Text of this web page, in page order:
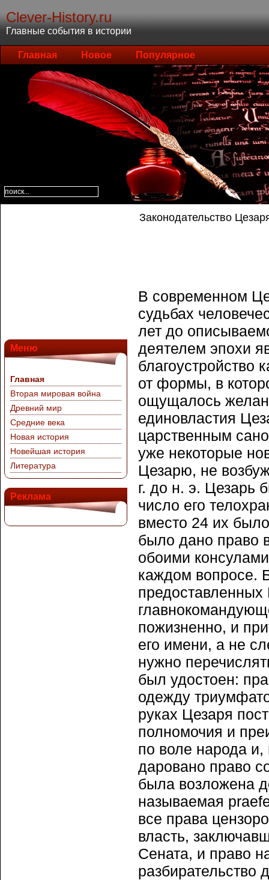
Clever-History.ru
Главные события в истории
Главная Новое Популярное
Меню
Главная
Вторая мировая война
Древний мир
Средние века
Новая история
Новейшая история
Литература
Реклама
Законодательство
В современном
судьбах
лет до
деятелем эпохи
благоустройство
от формы, в
ощущалось
единовластия
царственным
уже некоторые
Цезарю, не
г. до н. э. Цезарь
число его
вместо 24 их
было дано право
обоими
каждом вопросе.
предоставленных
пожизненно, и
его имени, а не
нужно
был удостоен:
одежду
руках Цезаря
полномочия и
по воле народа
даровано право
была возложена
называемая
все права
власть,
Сената, и право
разбирательство